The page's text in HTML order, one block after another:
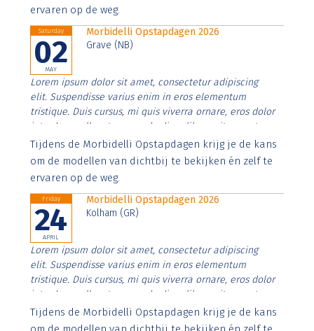
ervaren op de weg.
Saturday
02
MAY
Morbidelli Opstapdagen 2026
Grave (NB)
Lorem ipsum dolor sit amet, consectetur adipiscing
elit. Suspendisse varius enim in eros elementum
tristique. Duis cursus, mi quis viverra ornare, eros dolor
interdum nulla, ut commodo diam libero vitae erat.
Aenean faucibus nibh et justo cursus id rutrum lorem
imperdiet. Nunc ut sem vitae risus tristique posuere.
Tijdens de Morbidelli Opstapdagen krijg je de kans
om de modellen van dichtbij te bekijken én zelf te
ervaren op de weg.
Friday
24
APRIL
Morbidelli Opstapdagen 2026
Kolham (GR)
Lorem ipsum dolor sit amet, consectetur adipiscing
elit. Suspendisse varius enim in eros elementum
tristique. Duis cursus, mi quis viverra ornare, eros dolor
interdum nulla, ut commodo diam libero vitae erat.
Aenean faucibus nibh et justo cursus id rutrum lorem
imperdiet. Nunc ut sem vitae risus tristique posuere.
Tijdens de Morbidelli Opstapdagen krijg je de kans